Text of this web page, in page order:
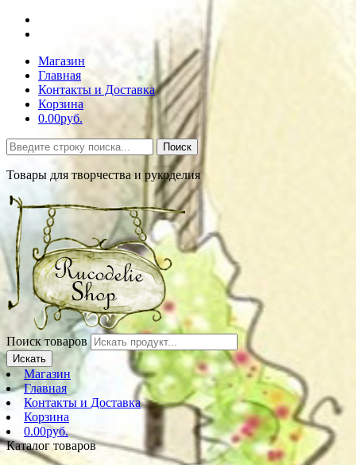
Магазин
Главная
Контакты и Доставка
Корзина
0.00руб.
Поиск
Товары для творчества и рукоделия
Поиск товаров
Искать
Магазин
Главная
Контакты и Доставка
Корзина
0.00руб.
Каталог товаров